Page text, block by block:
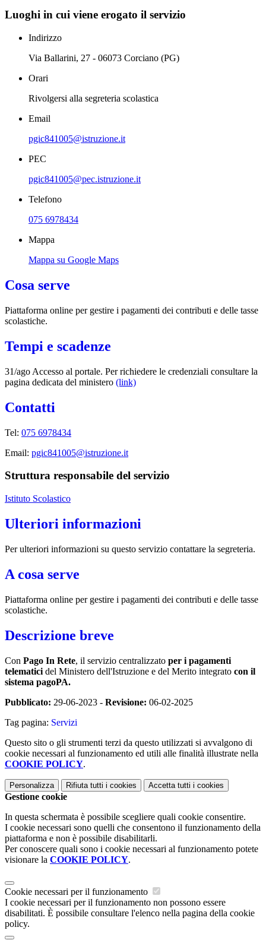
Luoghi in cui viene erogato il servizio
Indirizzo
Via Ballarini, 27 - 06073 Corciano (PG)
Orari
Rivolgersi alla segreteria scolastica
Email
pgic841005@istruzione.it
PEC
pgic841005@pec.istruzione.it
Telefono
075 6978434
Mappa
Mappa su Google Maps
Cosa serve
Piattaforma online per gestire i pagamenti dei contributi e delle tasse
scolastiche.
Tempi e scadenze
31/ago Accesso al portale. Per richiedere le credenziali consultare la
pagina dedicata del ministero (link)
Contatti
Tel: 075 6978434
Email: pgic841005@istruzione.it
Struttura responsabile del servizio
Istituto Scolastico
Ulteriori informazioni
Per ulteriori informazioni su questo servizio contattare la segreteria.
A cosa serve
Piattaforma online per gestire i pagamenti dei contributi e delle tasse
scolastiche.
Descrizione breve
Con Pago In Rete, il servizio centralizzato per i pagamenti
telematici del Ministero dell'Istruzione e del Merito integrato con il
sistema pagoPA.
Pubblicato: 29-06-2023 - Revisione: 06-02-2025
Tag pagina: Servizi
Questo sito o gli strumenti terzi da questo utilizzati si avvalgono di
cookie necessari al funzionamento ed utili alle finalità illustrate nella
COOKIE POLICY.
Personalizza Rifiuta tutti i cookies Accetta tutti i cookies
Gestione cookie
In questa schermata è possibile scegliere quali cookie consentire.
I cookie necessari sono quelli che consentono il funzionamento della
piattaforma e non è possibile disabilitarli.
Per conoscere quali sono i cookie necessari al funzionamento potete
visionare la COOKIE POLICY.
Cookie necessari per il funzionamento
I cookie necessari per il funzionamento non possono essere
disabilitati. È possibile consultare l'elenco nella pagina della cookie
policy.